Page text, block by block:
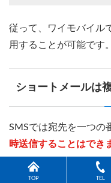
従って、ワイモバイル
用することが可能です。
ショートメールは
SMSでは宛先を一つの
時送信することはでき
複数人に同時に送信し
TOP TEL